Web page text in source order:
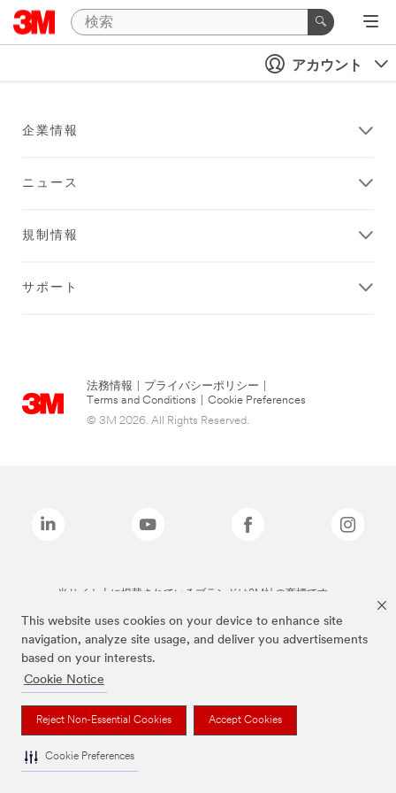
This website uses cookies on your device to enhance site
navigation, analyze site usage, and deliver you advertisements
based on your interests.
Cookie Notice
Reject Non-Essential Cookies Accept Cookies
Cookie Preferences
アカウント
企業情報
ニュース
規制情報
サポート
法務情報 プライバシーポリシー
Terms and Conditions
Cookie Preferences
© 3M 2026. All Rights Reserved.
当サイト上に掲載されているブランドは3M社の商標です。